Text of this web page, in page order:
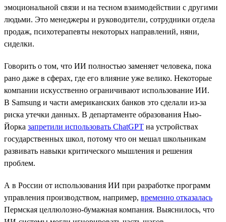
эмоциональной связи и на тесном взаимодействии с другими
людьми. Это менеджеры и руководители, сотрудники отдела
продаж, психотерапевты некоторых направлений, няни,
сиделки.
Говорить о том, что ИИ полностью заменяет человека, пока
рано даже в сферах, где его влияние уже велико. Некоторые
компании искусственно ограничивают использование ИИ.
В Samsung и части американских банков это сделали из-за
риска утечки данных. В департаменте образования Нью-
Йорка запретили использовать ChatGPT на устройствах
государственных школ, потому что он мешал школьникам
развивать навыки критического мышления и решения
проблем.
А в России от использования ИИ при разработке программ
управления производством, например, временно отказалась
Пермская целлюлозно-бумажная компания. Выяснилось, что